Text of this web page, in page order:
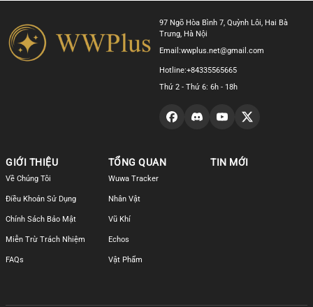
trước
tiếp
97 Ngõ Hòa Bình 7, Quỳnh Lôi, Hai Bà
Trưng, Hà Nội
Email:wwplus.net@gmail.com
Hotline:+84335565665
Thứ 2 - Thứ 6: 6h - 18h
GIỚI THIỆU
Về Chúng Tôi
Điều Khoản Sử Dụng
Chính Sách Bảo Mật
Miễn Trừ Trách Nhiệm
FAQs
TỔNG QUAN
Wuwa Tracker
Nhân Vật
Vũ Khí
Echos
Vật Phẩm
TIN MỚI